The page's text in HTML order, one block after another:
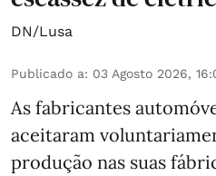
DN/Lusa
Publicado a: 03 Agosto 2026,
As fabricantes
aceitaram
produção nas suas